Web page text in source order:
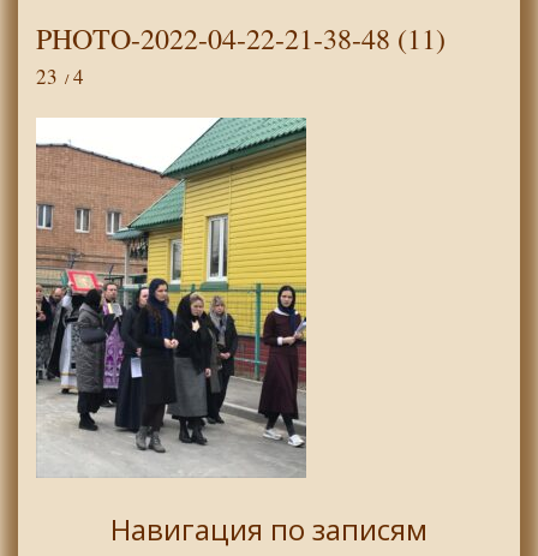
PHOTO-2022-04-22-21-38-48 (11)
23 4
Навигация по записям